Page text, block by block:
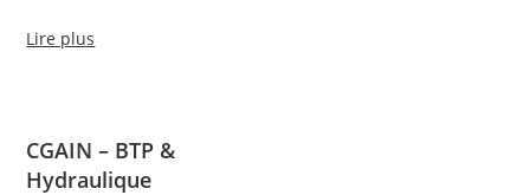
Lire plus
CGAIN – BTP &
Hydraulique